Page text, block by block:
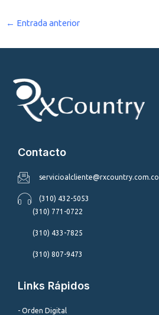
← Entrada anterior
Contacto
servicioalcliente@rxcountry.com.co
(310) 432-5053
(310) 771-0722
(310) 433-7825
(310) 807-9473
Links Rápidos
- Orden Digital